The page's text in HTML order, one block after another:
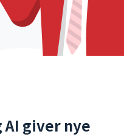
giver nye